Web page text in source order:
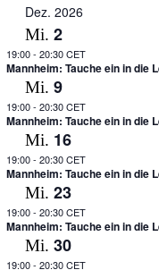
Dez. 2026
Mi. 2
19:00- 20:30 CET
Mannheim: Tauche ein in die
Mi. 9
19:00- 20:30 CET
Mannheim: Tauche ein in die
Mi. 16
19:00- 20:30 CET
Mannheim: Tauche ein in die
Mi. 23
19:00- 20:30 CET
Mannheim: Tauche ein in die
Mi. 30
19:00- 20:30 CET